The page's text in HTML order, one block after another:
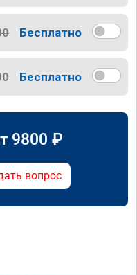
Бесплатно
Бесплатно
9800 ₽
вопрос